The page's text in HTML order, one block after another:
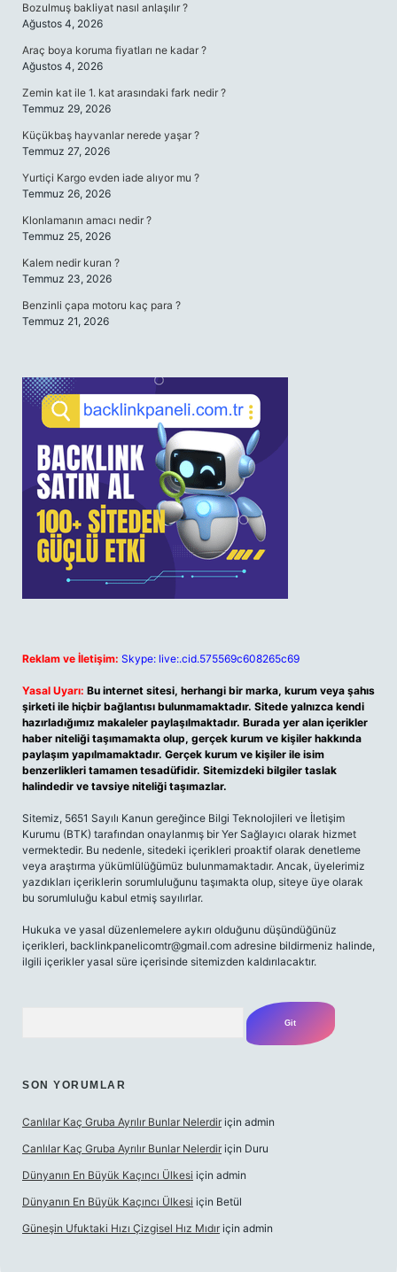
Bozulmuş bakliyat nasıl anlaşılır ?
Ağustos 4, 2026
Araç boya koruma fiyatları ne kadar ?
Ağustos 4, 2026
Zemin kat ile 1. kat arasındaki fark nedir ?
Temmuz 29, 2026
Küçükbaş hayvanlar nerede yaşar ?
Temmuz 27, 2026
Yurtiçi Kargo evden iade alıyor mu ?
Temmuz 26, 2026
Klonlamanın amacı nedir ?
Temmuz 25, 2026
Kalem nedir kuran ?
Temmuz 23, 2026
Benzinli çapa motoru kaç para ?
Temmuz 21, 2026
Reklam ve İletişim: Skype: live:.cid.575569c608265c69
Yasal Uyarı: Bu internet sitesi, herhangi bir marka, kurum veya şahıs
şirketi ile hiçbir bağlantısı bulunmamaktadır. Sitede yalnızca kendi
hazırladığımız makaleler paylaşılmaktadır. Burada yer alan içerikler
haber niteliği taşımamakta olup, gerçek kurum ve kişiler hakkında
paylaşım yapılmamaktadır. Gerçek kurum ve kişiler ile isim
benzerlikleri tamamen tesadüfidir. Sitemizdeki bilgiler taslak
halindedir ve tavsiye niteliği taşımazlar.
Sitemiz, 5651 Sayılı Kanun gereğince Bilgi Teknolojileri ve İletişim
Kurumu (BTK) tarafından onaylanmış bir Yer Sağlayıcı olarak hizmet
vermektedir. Bu nedenle, sitedeki içerikleri proaktif olarak denetleme
veya araştırma yükümlülüğümüz bulunmamaktadır. Ancak, üyelerimiz
yazdıkları içeriklerin sorumluluğunu taşımakta olup, siteye üye olarak
bu sorumluluğu kabul etmiş sayılırlar.
Hukuka ve yasal düzenlemelere aykırı olduğunu düşündüğünüz
içerikleri, backlinkpanelicomtr@gmail.com adresine bildirmeniz halinde,
ilgili içerikler yasal süre içerisinde sitemizden kaldırılacaktır.
SON YORUMLAR
Canlılar Kaç Gruba Ayrılır Bunlar Nelerdir için admin
Canlılar Kaç Gruba Ayrılır Bunlar Nelerdir için Duru
Dünyanın En Büyük Kaçıncı Ülkesi için admin
Dünyanın En Büyük Kaçıncı Ülkesi için Betül
Güneşin Ufuktaki Hızı Çizgisel Hız Mıdır için admin